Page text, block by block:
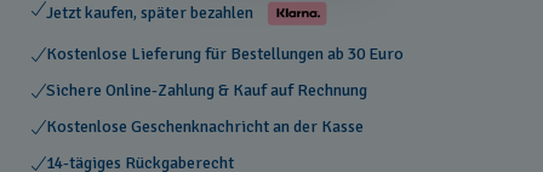
Jetzt kaufen, später bezahlen
Kostenlose Lieferung für Bestellungen ab 30 Euro
Sichere Online-Zahlung & Kauf auf Rechnung
Kostenlose Geschenknachricht an der Kasse
14-tägiges Rückgaberecht